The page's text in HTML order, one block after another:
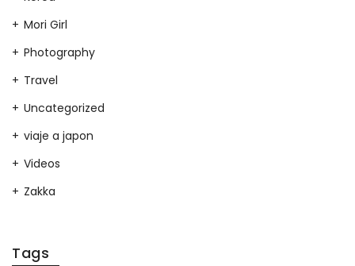
Mori Girl
Photography
Travel
Uncategorized
viaje a japon
Videos
Zakka
Tags